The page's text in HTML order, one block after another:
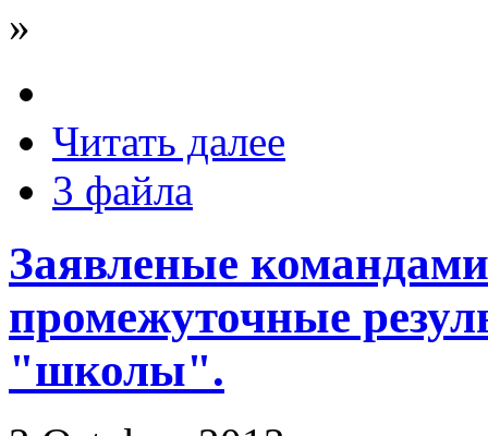
»
Читать далее
3 файла
Заявленые
промежуточные
"школы".